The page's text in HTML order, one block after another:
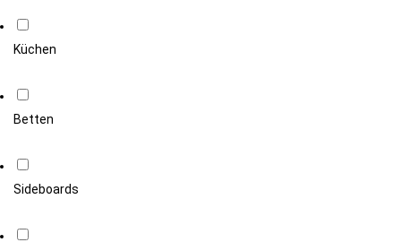
Küchen
Betten
Sideboards